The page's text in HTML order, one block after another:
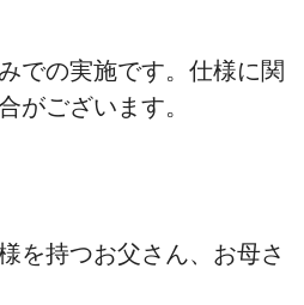
での実施です。 仕様に関
がございます。
を持つお父さん、お母さ